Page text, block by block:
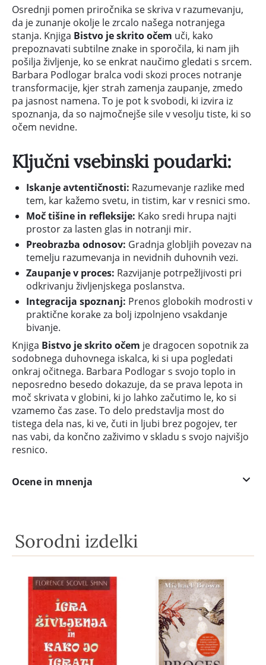
Osrednji pomen priročnika se skriva v razumevanju,
da je zunanje okolje le zrcalo našega notranjega
stanja. Knjiga Bistvo je skrito očem uči, kako
prepoznavati subtilne znake in sporočila, ki nam jih
pošilja življenje, ko se enkrat naučimo gledati s srcem.
Barbara Podlogar bralca vodi skozi proces notranje
transformacije, kjer strah zamenja zaupanje, zmedo
pa jasnost namena. To je pot k svobodi, ki izvira iz
spoznanja, da so najmočnejše sile v vesolju tiste, ki so
očem nevidne.
Ključni vsebinski poudarki:
Iskanje avtentičnosti: Razumevanje razlike med
tem, kar kažemo svetu, in tistim, kar v resnici smo.
Moč tišine in refleksije: Kako sredi hrupa najti
prostor za lasten glas in notranji mir.
Preobrazba odnosov: Gradnja globljih povezav na
temelju razumevanja in nevidnih duhovnih vezi.
Zaupanje v proces: Razvijanje potrpežljivosti pri
odkrivanju življenjskega poslanstva.
Integracija spoznanj: Prenos globokih modrosti v
praktične korake za bolj izpolnjeno vsakdanje
bivanje.
Knjiga Bistvo je skrito očem je dragocen sopotnik za
sodobnega duhovnega iskalca, ki si upa pogledati
onkraj očitnega. Barbara Podlogar s svojo toplo in
neposredno besedo dokazuje, da se prava lepota in
moč skrivata v globini, ki jo lahko začutimo le, ko si
vzamemo čas zase. To delo predstavlja most do
tistega dela nas, ki ve, čuti in ljubi brez pogojev, ter
nas vabi, da končno zaživimo v skladu s svojo najvišjo
resnico.
Ocene in mnenja
Sorodni izdelki